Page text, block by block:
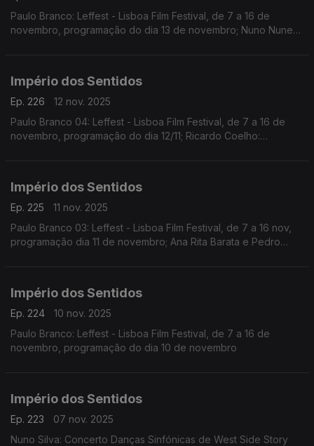
Paulo Branco: Leffest - Lisboa Film Festival, de 7 a 16 de
novembro, programação do dia 13 de novembro; Nuno Nunes:
Império dos Sentidos
Ep. 226
12 nov. 2025
Paulo Branco 04: Leffest - Lisboa Film Festival, de 7 a 16 de
novembro, programação do dia 12/11; Ricardo Coelho:
Império dos Sentidos
Ep. 225
11 nov. 2025
Paulo Branco 03: Leffest - Lisboa Film Festival, de 7 a 16 nov,
programação dia 11 de novembro; Ana Rita Barata e Pedro
Império dos Sentidos
Ep. 224
10 nov. 2025
Paulo Branco: Leffest - Lisboa Film Festival, de 7 a 16 de
novembro, programação do dia 10 de novembro
Império dos Sentidos
Ep. 223
07 nov. 2025
Nuno Silva: Concerto Danças Sinfónicas de West Side Story